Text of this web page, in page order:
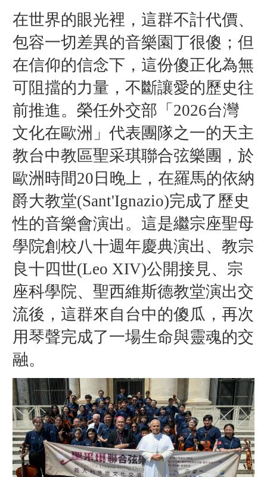
在世界的眼光裡，這群不計代價、
包容一切差異的音樂園丁很傻；但
在信仰的信念下，這份傻正化為無
可阻擋的力量，不斷讓愛的歷史往
前推進。榮任外交部「2026台灣
文化在歐洲」代表團隊之一的天主
教台中教區聖采琪聯合弦樂團，於
歐洲時間20日晚上，在羅馬的依納
爵大教堂(Sant'Ignazio)完成了歷史
性的音樂會演出。這是繼宗座聖母
學院創校八十週年慶典演出、教宗
良十四世(Leo XIV)公開接見、宗
座科學院、聖西維斯德教堂演出交
流後，這群來自台中的傻瓜，再次
用琴聲完成了一場生命與靈魂的交
融。